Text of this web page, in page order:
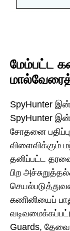
மேம்பட்ட
SpyHunter
SpyHunter
சோதனை
விளைவிக்கும்
தனிப்பட்ட
பிற
கணினியைப்
Guards,